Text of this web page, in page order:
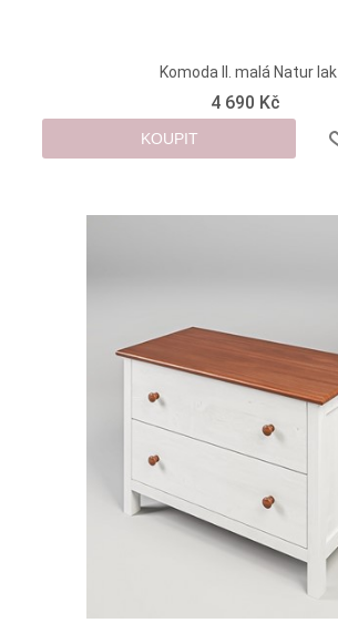
Komoda II. malá Natur lak
4 690 Kč
KOUPIT